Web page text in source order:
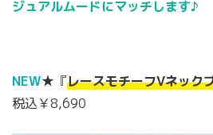
ジュアルムードにマッチします♪
NEW★『レースモチーフVネック
税込￥8,690